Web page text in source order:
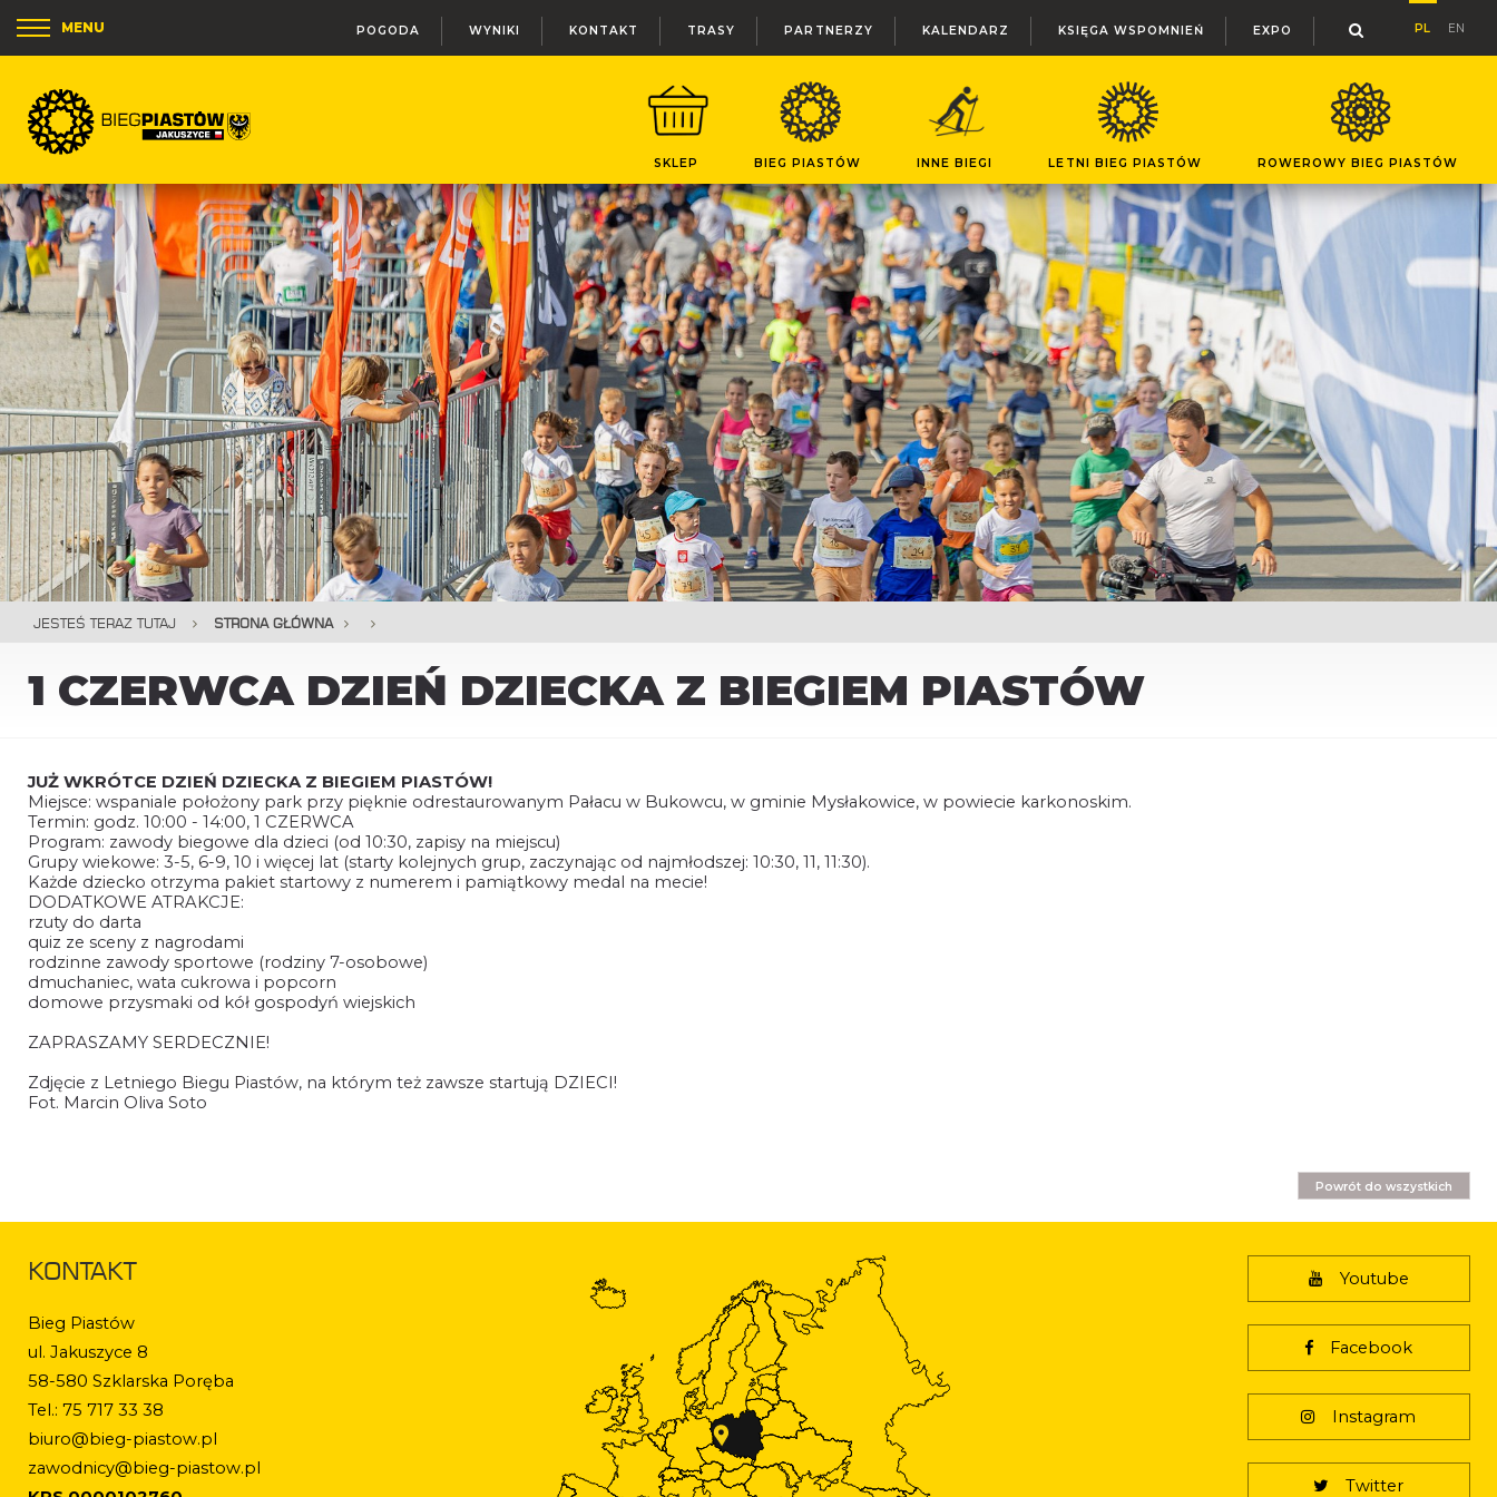
PL EN
POGODA WYNIKI KONTAKT TRASY PARTNERZY KALENDARZ KSIĘGA WSPOMNIEŃ EXPO
MENU
SKLEP BIEG PIASTÓW INNE BIEGI LETNI BIEG PIASTÓW ROWEROWY BIEG PIASTÓW
JESTEŚ TERAZ TUTAJ STRONA GŁÓWNA
1 CZERWCA DZIEŃ DZIECKA Z BIEGIEM PIASTÓW
JUŻ WKRÓTCE DZIEŃ DZIECKA Z BIEGIEM PIASTÓW!
Miejsce: wspaniale położony park przy pięknie odrestaurowanym Pałacu w Bukowcu, w gminie Mysłakowice, w powiecie karkonoskim.
Termin: godz. 10:00 - 14:00, 1 CZERWCA
Program: zawody biegowe dla dzieci (od 10:30, zapisy na miejscu)
Grupy wiekowe: 3-5, 6-9, 10 i więcej lat (starty kolejnych grup, zaczynając od najmłodszej: 10:30, 11, 11:30).
Każde dziecko otrzyma pakiet startowy z numerem i pamiątkowy medal na mecie!
DODATKOWE ATRAKCJE:
rzuty do darta
quiz ze sceny z nagrodami
rodzinne zawody sportowe (rodziny 7-osobowe)
dmuchaniec, wata cukrowa i popcorn
domowe przysmaki od kół gospodyń wiejskich
ZAPRASZAMY SERDECZNIE!
Zdjęcie z Letniego Biegu Piastów, na którym też zawsze startują DZIECI!
Fot. Marcin Oliva Soto
Powrót do wszystkich
KONTAKT
Bieg Piastów
ul. Jakuszyce 8
58-580 Szklarska Poręba
Tel.: 75 717 33 38
biuro@bieg-piastow.pl
zawodnicy@bieg-piastow.pl
Youtube
Facebook
Instagram
Twitter